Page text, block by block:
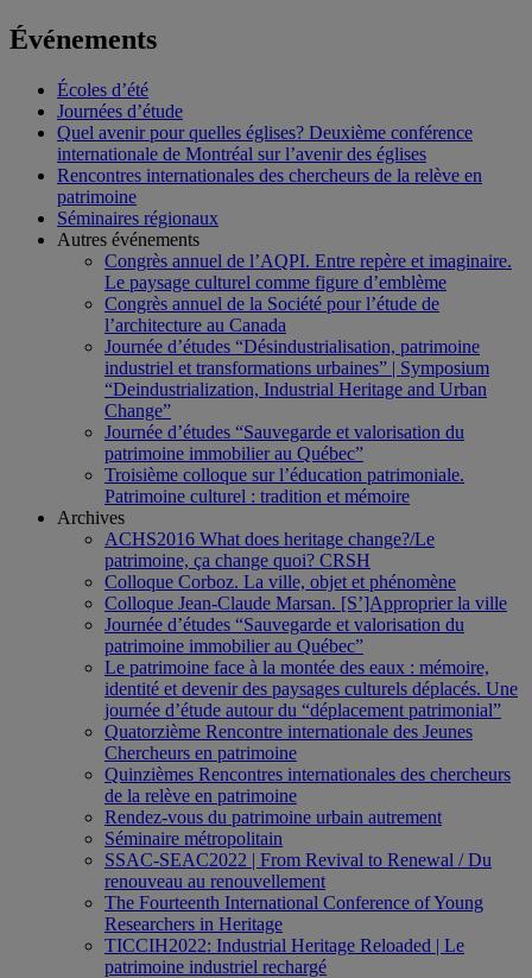
Événements
Écoles d’été
Journées d’étude
Quel avenir pour quelles églises? Deuxième conférence
internationale de Montréal sur l’avenir des églises
Rencontres internationales des chercheurs de la relève en
patrimoine
Séminaires régionaux
Autres événements
Congrès annuel de l’AQPI. Entre repère et imaginaire.
Le paysage culturel comme figure d’emblème
Congrès annuel de la Société pour l’étude de
l’architecture au Canada
Journée d’études “Désindustrialisation, patrimoine
industriel et transformations urbaines” | Symposium
“Deindustrialization, Industrial Heritage and Urban
Change”
Journée d’études “Sauvegarde et valorisation du
patrimoine immobilier au Québec”
Troisième colloque sur l’éducation patrimoniale.
Patrimoine culturel : tradition et mémoire
Archives
ACHS2016 What does heritage change?/Le
patrimoine, ça change quoi? CRSH
Colloque Corboz. La ville, objet et phénomène
Colloque Jean-Claude Marsan. [S’]Approprier la ville
Journée d’études “Sauvegarde et valorisation du
patrimoine immobilier au Québec”
Le patrimoine face à la montée des eaux : mémoire,
identité et devenir des paysages culturels déplacés. Une
journée d’étude autour du “déplacement patrimonial”
Quatorzième Rencontre internationale des Jeunes
Chercheurs en patrimoine
Quinzièmes Rencontres internationales des chercheurs
de la relève en patrimoine
Rendez-vous du patrimoine urbain autrement
Séminaire métropolitain
SSAC-SEAC2022 | From Revival to Renewal / Du
renouveau au renouvellement
The Fourteenth International Conference of Young
Researchers in Heritage
TICCIH2022: Industrial Heritage Reloaded | Le
patrimoine industriel rechargé